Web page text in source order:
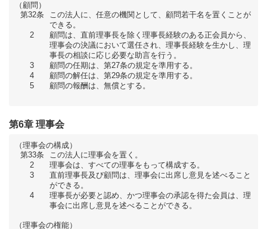
（顧問）
第32条
この法人に、任意の機関として、顧問若干名を置くことが
できる。
2
顧問は、直前理事長を除く理事長経験のある正会員から、
理事会の決議において選任され、理事長経験を生かし、理
事長の相談に応じ必要な助言を行う。
3
顧問の任期は、第27条の規定を準用する。
4
顧問の解任は、第29条の規定を準用する。
5
顧問の報酬は、無償とする。
第6章 理事会
（理事会の構成）
第33条
この法人に理事会を置く。
2
理事会は、すべての理事をもって構成する。
3
直前理事長及び顧問は、理事会に出席し意見を述べること
ができる。
4
理事長が必要と認め、かつ理事会の承認を得た会員は、理
事会に出席し意見を述べることができる。
（理事会の権能）